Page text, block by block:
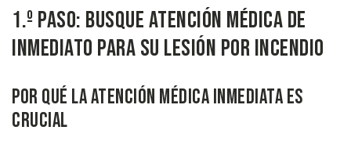
1.º Paso: Busque Atención Médica de
Inmediato para su lesión por Incendio
Por Qué la Atención Médica Inmediata es
Crucial